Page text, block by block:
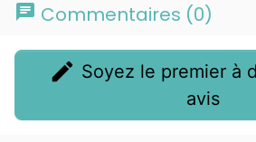
chat Commentaires (0)
edit
avis